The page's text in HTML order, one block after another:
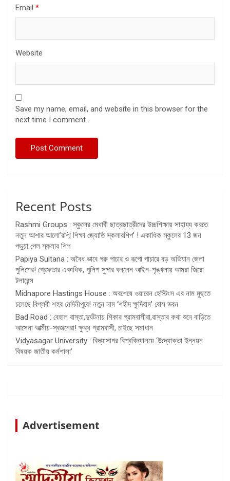
Email *
Website
Save my name, email, and website in this browser for the
next time I comment.
Recent Posts
Rashmi Groups : স্কুলের মেধাবী ছাত্রছাত্রীদের উচ্চশিক্ষায় সাহায্য করতে
নতুন আশার আলো’রশ্মি শিক্ষা জ্যোতি স্কলারশিপ’ ! একাধিক স্কুলের 13 জন
পড়ুয়া পেল স্কলার শিপ
Papiya Sultana : অবৈধ ভাবে গরু পাচার ও রূপো পাচারে বড় অভিযান জেলা
পুলিশের! গ্রেফতার একাধিক, পুলিশ সুপার বললেন আইন-শৃঙ্খলায় আমরা জিরো
টলারেন্স
Midnapore Hastings House : অবশেষে ওয়ারেন হেস্টিংস এর নাম মুছতে
চলেছে বিপ্লবী শহর মেদিনীপুরে! নতুন নাম ‘শহীদ ক্ষুদিরাম’ বোস ভবন
Bad Road : বেহাল রাস্তা,দুর্ঘটনায় শিকার গ্রামবাসীরা,রাস্তার কথা শুনে বাড়িতে
আসেনা আত্মীয়-স্বজনেরা! ক্ষুব্ধ গ্রামবাসী, চাইছে সমাধান
Vidyasagar University : বিদ্যাসাগর বিশ্ববিদ্যালয়ে ‘উদ্যোক্তা উন্নয়ন
বিষয়ক জাতীয় কর্মশালা’
Advertisement